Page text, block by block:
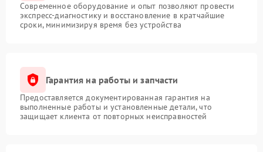
Современное оборудование и опыт позволяют провести
экспресс-диагностику и восстановление в кратчайшие
сроки, минимизируя время без устройства
Гарантия на работы и запчасти
Предоставляется документированная гарантия на
выполненные работы и установленные детали, что
защищает клиента от повторных неисправностей